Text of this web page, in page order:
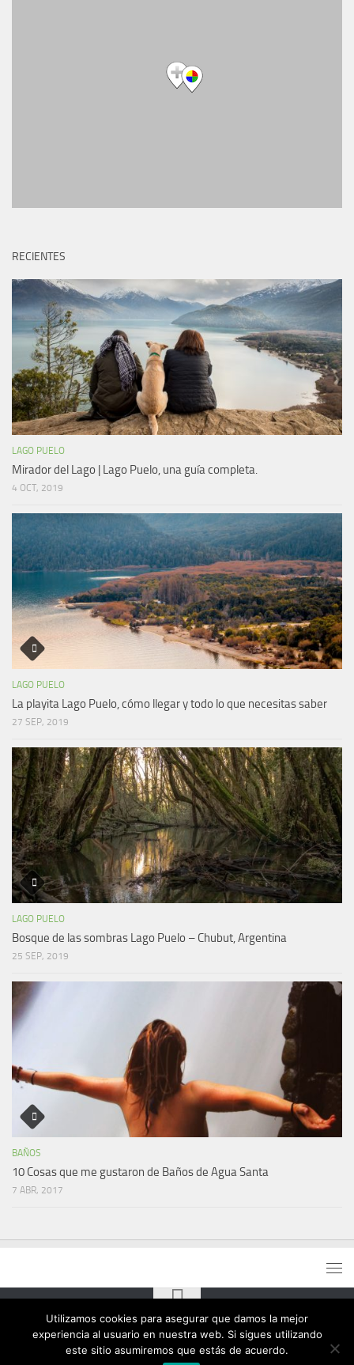
RECIENTES
LAGO PUELO
Mirador del Lago | Lago Puelo, una guía completa.
4 OCT, 2019
LAGO PUELO
La playita Lago Puelo, cómo llegar y todo lo que necesitas saber
27 SEP, 2019
LAGO PUELO
Bosque de las sombras Lago Puelo – Chubut, Argentina
25 SEP, 2019
BAÑOS
10 Cosas que me gustaron de Baños de Agua Santa
7 ABR, 2017
Utilizamos cookies para asegurar que damos la mejor
experiencia al usuario en nuestra web. Si sigues utilizando
este sitio asumiremos que estás de acuerdo.